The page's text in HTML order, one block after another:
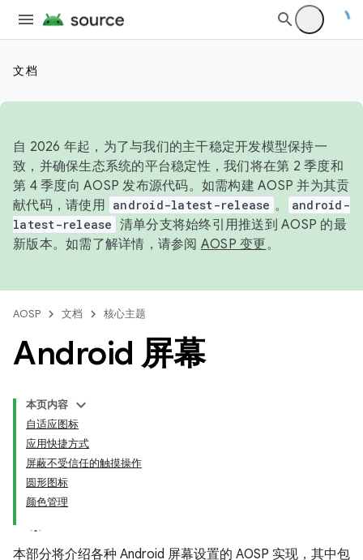
文档
自 2026 年起，为了与我们的主干稳定开发模型保持一
致，并确保生态系统的平台稳定性，我们将在第 2 季度和
第 4 季度向 AOSP 发布源代码。如需构建 AOSP 并为其贡
献代码，请使用 android-latest-release 。
android-
latest-release 清单分支将始终引用推送到 AOSP 的最
新版本。如需了解详情，请参阅 AOSP 变更。
AOSP 文档 核心主题
Android 屏幕
本页内容
自适应图标
应用快捷方式
屏蔽不受信任的触摸操作
圆形图标
颜色管理
本部分将介绍各种 Android 屏幕设置的 AOSP 实现，其中包